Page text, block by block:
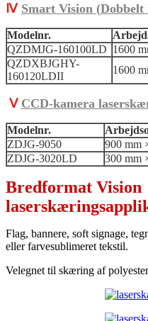
Ⅳ Smart Vision (Dobbelt
Modelnr.
QZDMJG-160100LD 1600
QZDXBJGHY-
160120LDII
1600
Ⅴ CCD-kamera
Modelnr.
ZDJG-9050
900 mm
ZDJG-3020LD
300 mm
Bredformat Vision
Flag, bannere, soft signage,
eller farvesublimeret tekstil.
Velegnet til skæring af